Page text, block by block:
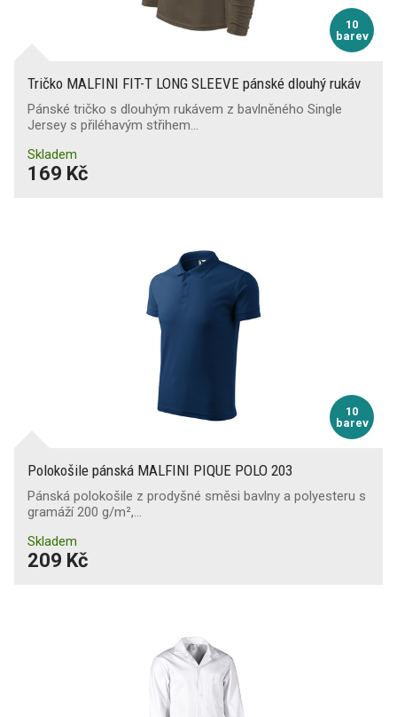
10
barev
Tričko MALFINI FIT-T LONG SLEEVE pánské dlouhý rukáv
Pánské tričko s dlouhým rukávem z bavlněného Single
Jersey s přiléhavým střihem…
Skladem
169 Kč
10
barev
Polokošile pánská MALFINI PIQUE POLO 203
Pánská polokošile z prodyšné směsi bavlny a polyesteru s
gramáží 200 g/m²,…
Skladem
209 Kč